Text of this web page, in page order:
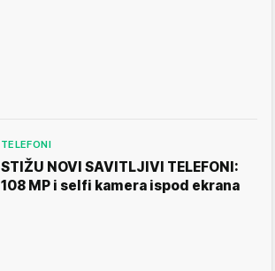
TELEFONI
STIŽU NOVI SAVITLJIVI TELEFONI:
108 MP i selfi kamera ispod ekrana